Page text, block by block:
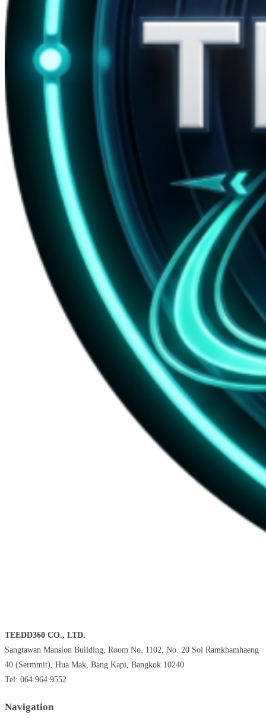
TEEDD360 CO., LTD.
Sangtawan Mansion Building, Room No. 1102, No. 20 Soi Ramkhamhaeng
40 (Sermmit), Hua Mak, Bang Kapi, Bangkok 10240
Tel: 064 964 9552
Navigation